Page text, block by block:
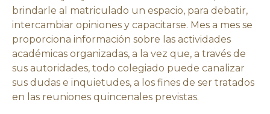
brindarle al matriculado un espacio, para debatir,
intercambiar opiniones y capacitarse. Mes a mes se
proporciona información sobre las actividades
académicas organizadas, a la vez que, a través de
sus autoridades, todo colegiado puede canalizar
sus dudas e inquietudes, a los fines de ser tratados
en las reuniones quincenales previstas.